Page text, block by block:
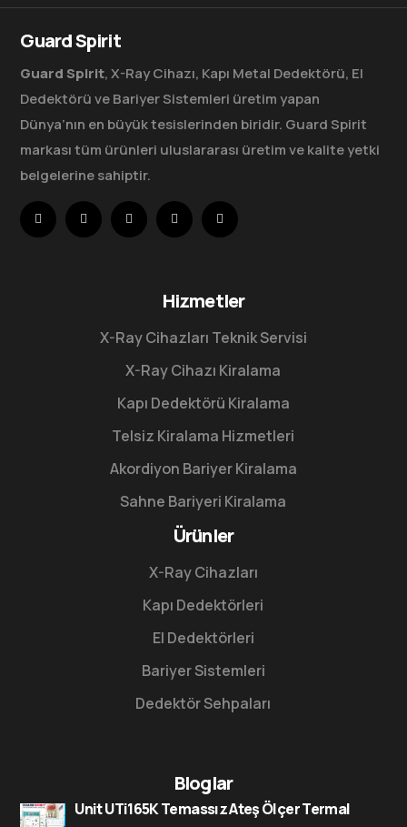
Guard Spirit
Guard Spirit, X-Ray Cihazı, Kapı Metal Dedektörü, El
Dedektörü ve Bariyer Sistemleri üretim yapan
Dünya’nın en büyük tesislerinden biridir. Guard Spirit
markası tüm ürünleri uluslararası üretim ve kalite yetki
belgelerine sahiptir.
Hizmetler
X-Ray Cihazları Teknik Servisi
X-Ray Cihazı Kiralama
Kapı Dedektörü Kiralama
Telsiz Kiralama Hizmetleri
Akordiyon Bariyer Kiralama
Sahne Bariyeri Kiralama
Ürünler
X-Ray Cihazları
Kapı Dedektörleri
El Dedektörleri
Bariyer Sistemleri
Dedektör Sehpaları
Bloglar
Unit UTi165K Temassız Ateş Ölçer Termal